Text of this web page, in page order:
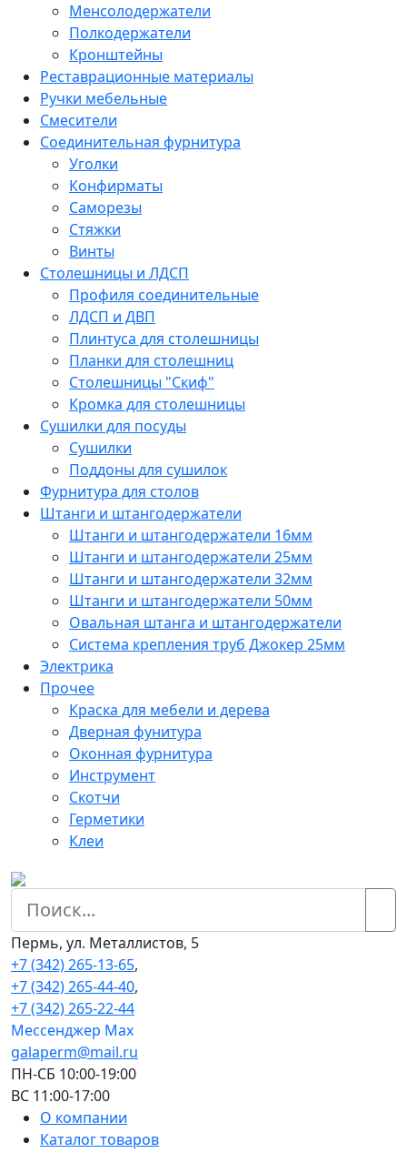
Менсолодержатели
Полкодержатели
Кронштейны
Реставрационные материалы
Ручки мебельные
Смесители
Соединительная фурнитура
Уголки
Конфирматы
Саморезы
Стяжки
Винты
Столешницы и ЛДСП
Профиля соединительные
ЛДСП и ДВП
Плинтуса для столешницы
Планки для столешниц
Столешницы "Скиф"
Кромка для столешницы
Сушилки для посуды
Сушилки
Поддоны для сушилок
Фурнитура для столов
Штанги и штангодержатели
Штанги и штангодержатели 16мм
Штанги и штангодержатели 25мм
Штанги и штангодержатели 32мм
Штанги и штангодержатели 50мм
Овальная штанга и штангодержатели
Система крепления труб Джокер 25мм
Электрика
Прочее
Краска для мебели и дерева
Дверная фунитура
Оконная фурнитура
Инструмент
Скотчи
Герметики
Клеи
Пермь, ул. Металлистов, 5
+7 (342) 265-13-65,
+7 (342) 265-44-40,
+7 (342) 265-22-44
Мессенджер Мах
galaperm@mail.ru
ПН-СБ 10:00-19:00
ВС 11:00-17:00
О компании
Каталог товаров